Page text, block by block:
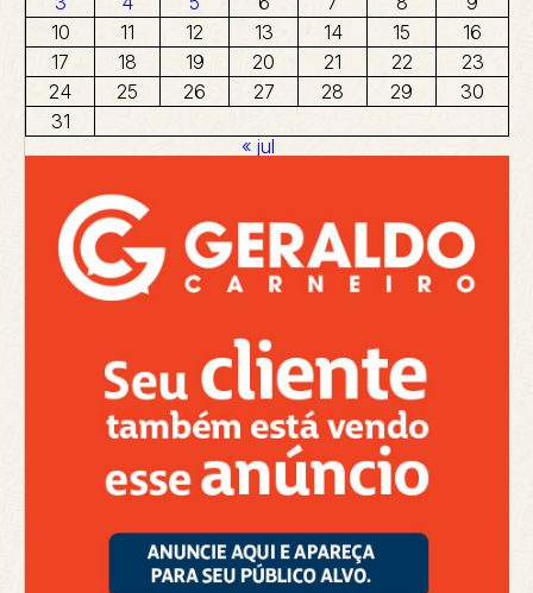
10
11 12 13 14 15
16
17
18 19 20 21 22
23
24
25 26 27 28 29
30
31
« jul